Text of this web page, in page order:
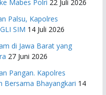
Mabes Polri 22 Juli 2026
Palsu, Kapolres
SIM 14 Juli 2026
di Jawa Barat yang
27 Juni 2026
Pangan. Kapolres
Bersama Bhayangkari 14